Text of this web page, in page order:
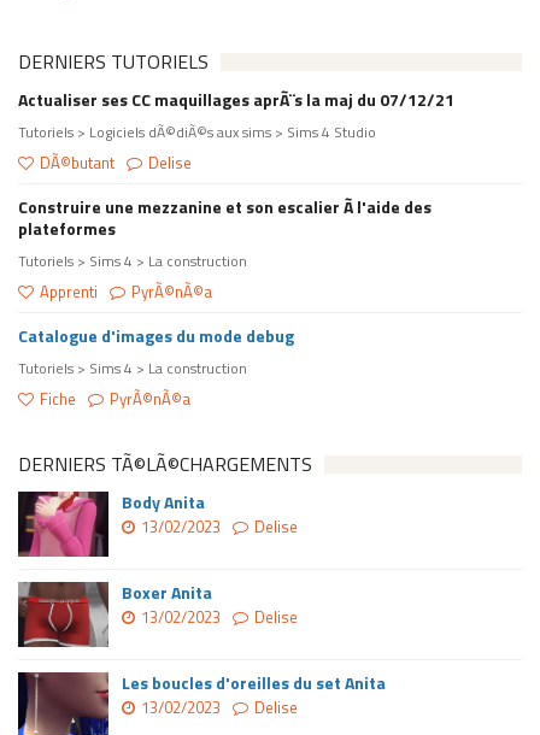
DERNIERS TUTORIELS
Actualiser ses CC maquillages aprÃ¨s la maj du 07/12/21
Tutoriels > Logiciels dÃ©diÃ©s aux sims > Sims 4 Studio
DÃ©butant Delise
Construire une mezzanine et son escalier Ã l'aide des
plateformes
Tutoriels > Sims 4 > La construction
Apprenti PyrÃ©nÃ©a
Catalogue d'images du mode debug
Tutoriels > Sims 4 > La construction
Fiche PyrÃ©nÃ©a
DERNIERS TÃ©LÃ©CHARGEMENTS
Body Anita
13/02/2023 Delise
Boxer Anita
13/02/2023 Delise
Les boucles d'oreilles du set Anita
13/02/2023 Delise